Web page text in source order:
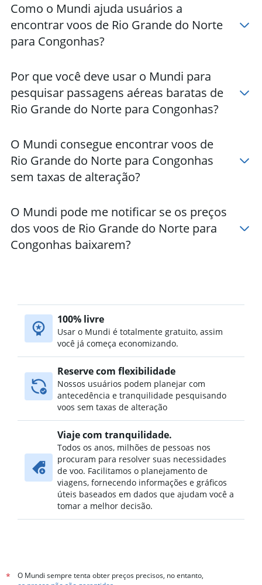
Como o Mundi ajuda usuários a
encontrar voos de Rio Grande do Norte
para Congonhas?
Por que você deve usar o Mundi para
pesquisar passagens aéreas baratas de
Rio Grande do Norte para Congonhas?
O Mundi consegue encontrar voos de
Rio Grande do Norte para Congonhas
sem taxas de alteração?
O Mundi pode me notificar se os preços
dos voos de Rio Grande do Norte para
Congonhas baixarem?
100% livre
Usar o Mundi é totalmente gratuito, assim
você já começa economizando.
Reserve com flexibilidade
Nossos usuários podem planejar com
antecedência e tranquilidade pesquisando
voos sem taxas de alteração
Viaje com tranquilidade.
Todos os anos, milhões de pessoas nos
procuram para resolver suas necessidades
de voo. Facilitamos o planejamento de
viagens, fornecendo informações e gráficos
úteis baseados em dados que ajudam você a
tomar a melhor decisão.
*
O Mundi sempre tenta obter preços precisos, no entanto,